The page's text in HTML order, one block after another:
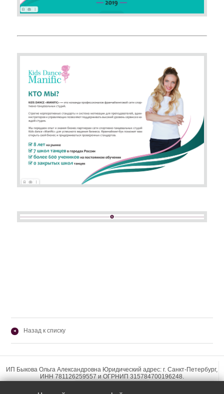
◂ Назад к списку
ИП Быкова Ольга Александровна Юридический адрес: г. Санкт-Петербург,
ИНН 781126259557 и ОГРНИП 315784700196248.